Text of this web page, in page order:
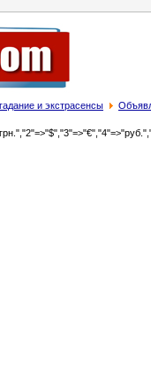
и экстрасенсы